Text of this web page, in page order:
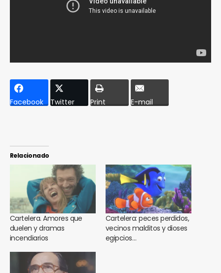
Facebook Twitter Print E-mail
Relacionado
Cartelera. Amores que
duelen y dramas
incendiarios
Cartelera: peces perdidos,
vecinos malditos y dioses
egipcios…